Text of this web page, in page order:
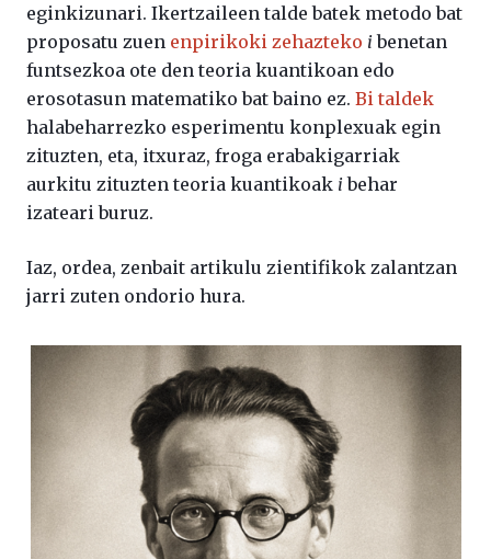
eginkizunari. Ikertzaileen talde batek metodo bat
proposatu zuen enpirikoki zehazteko i benetan
funtsezkoa ote den teoria kuantikoan edo
erosotasun matematiko bat baino ez. Bi taldek
halabeharrezko esperimentu konplexuak egin
zituzten, eta, itxuraz, froga erabakigarriak
aurkitu zituzten teoria kuantikoak ibehar
izateari buruz.
Iaz, ordea, zenbait artikulu zientifikok zalantzan
jarri zuten ondorio hura.